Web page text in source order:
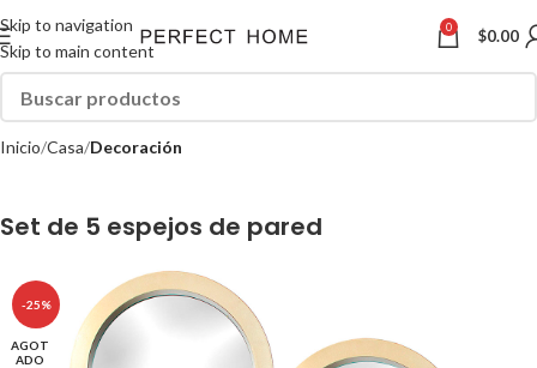
Skip to navigation
Skip to main content
0 $0.00
Inicio Casa Decoración
Set de 5 espejos de pared
-25%
AGOT
ADO